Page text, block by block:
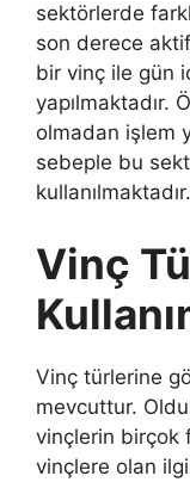
sektörlerde
son derece
bir vinç ile gün
yapılmaktadır.
olmadan işlem
sebeple bu
kullanılmaktadır.
Vinç
Vinç türlerine
mevcuttur.
vinçlerin birçok
vinçlere olan